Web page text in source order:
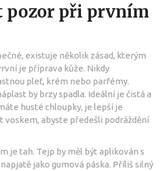
pozor při prvním
existuje několik zásad, kterým
je příprava kůže. Nikdy
pleť, krém nebo parfémy.
by brzy spadla. Ideální je čistá a
husté chloupky, je lepší je
voskem, abyste předešli podráždění
je tah. Tejp by měl být aplikován s
jako gumová páska. Příliš silný